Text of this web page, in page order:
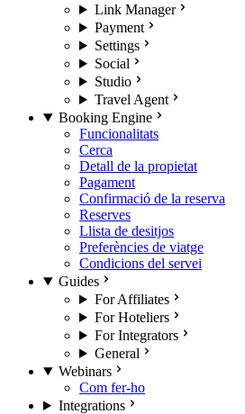
Link Manager
Payment
Settings
Social
Studio
Travel Agent
Booking Engine
Funcionalitats
Cerca
Detall de la propietat
Pagament
Confirmació de la reserva
Reserves
Llista de desitjos
Preferències de viatge
Condicions del servei
Guides
For Affiliates
For Hoteliers
For Integrators
General
Webinars
Com fer-ho
Integrations